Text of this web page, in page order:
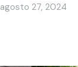
agosto 27, 2024